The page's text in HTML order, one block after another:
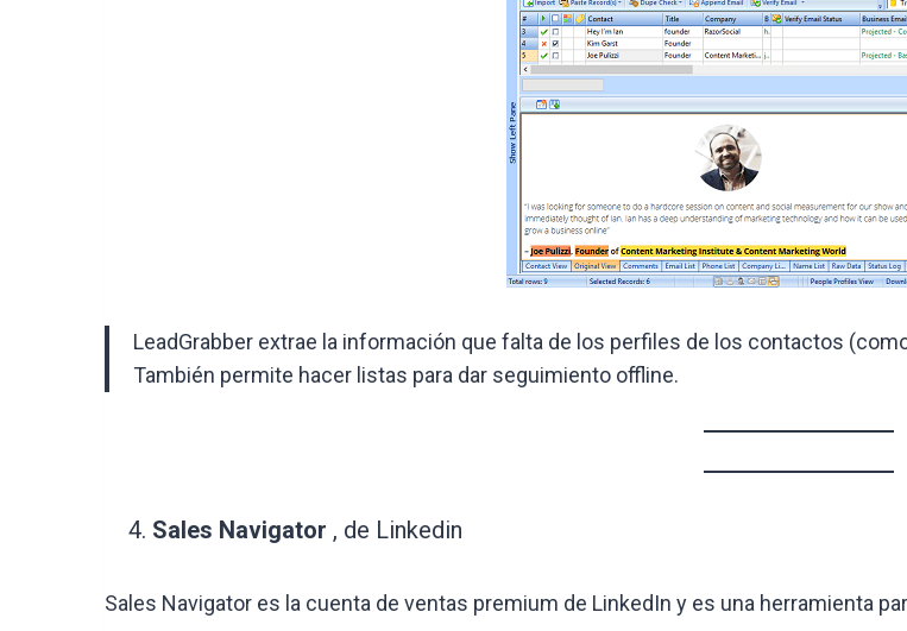
LeadGrabber extrae la información que falta de los perfiles de los contactos
También permite hacer listas para dar seguimiento offline.
Sales Navigator , de Linkedin
Sales Navigator es la cuenta de ventas premium de LinkedIn y es una herramienta